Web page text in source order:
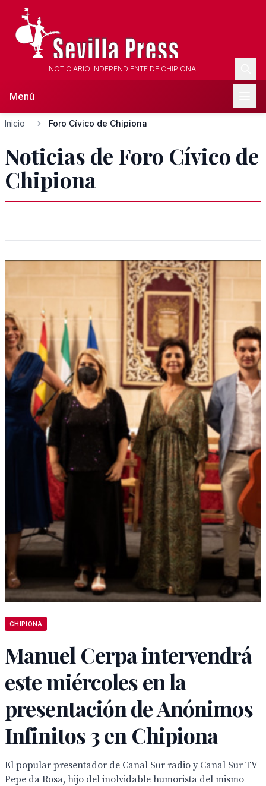
NOTICIARIO INDEPENDIENTE DE CHIPIONA
Menú
Inicio Foro Cívico de Chipiona
Noticias de Foro Cívico de
Chipiona
CHIPIONA
Manuel Cerpa intervendrá
este miércoles en la
presentación de Anónimos
Infinitos 3 en Chipiona
El popular presentador de Canal Sur radio y Canal Sur TV
Pepe da Rosa, hijo del inolvidable humorista del mismo